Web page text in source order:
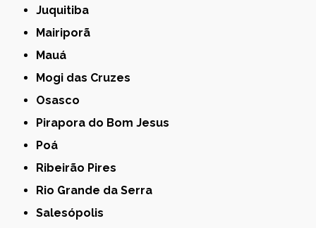
Juquitiba
Mairiporã
Mauá
Mogi das Cruzes
Osasco
Pirapora do Bom Jesus
Poá
Ribeirão Pires
Rio Grande da Serra
Salesópolis